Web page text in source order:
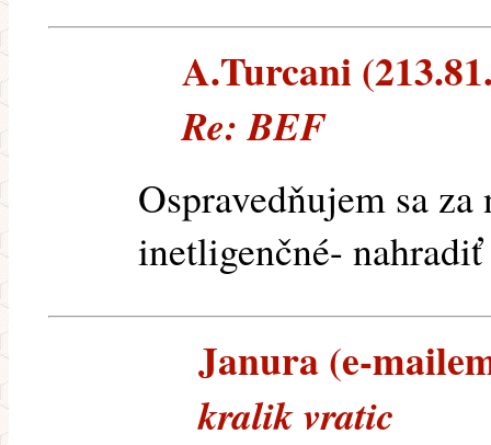
A.Turcani
Re: BEF
Ospravedňujem sa
inetligenčné-
Janura (e-
kralik vratic